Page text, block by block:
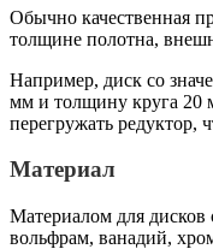
Обычно качественная
толщине полотна,
Например, диск со
мм и толщину круга 20
перегружать редуктор,
Материал
Материалом для дисков
вольфрам, ванадий,